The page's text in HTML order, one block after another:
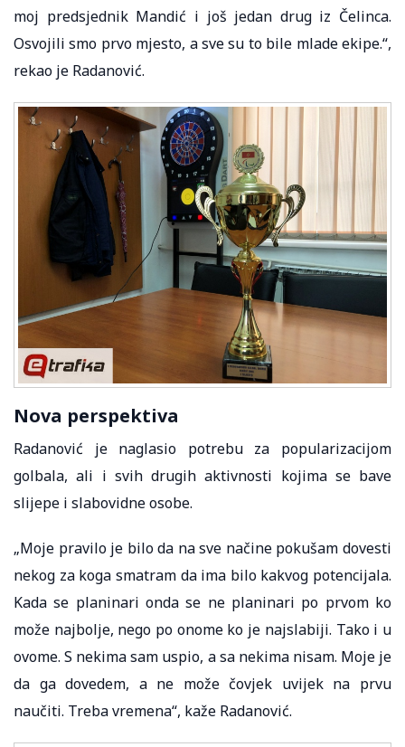
moj predsjednik Mandić i još jedan drug iz Čelinca.
Osvojili smo prvo mjesto, a sve su to bile mlade ekipe.“,
rekao je Radanović.
Nova perspektiva
Radanović je naglasio potrebu za popularizacijom
golbala, ali i svih drugih aktivnosti kojima se bave
slijepe i slabovidne osobe.
„Moje pravilo je bilo da na sve načine pokušam dovesti
nekog za koga smatram da ima bilo kakvog potencijala.
Kada se planinari onda se ne planinari po prvom ko
može najbolje, nego po onome ko je najslabiji. Tako i u
ovome. S nekima sam uspio, a sa nekima nisam. Moje je
da ga dovedem, a ne može čovjek uvijek na prvu
naučiti. Treba vremena“, kaže Radanović.